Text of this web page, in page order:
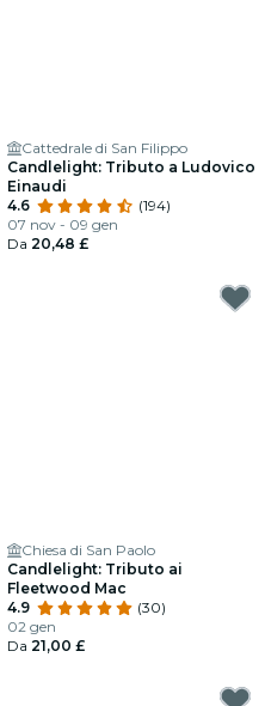
Cattedrale di San Filippo
Candlelight: Tributo a Ludovico
Einaudi
4.6
(194)
07 nov - 09 gen
Da 20,48 £
Chiesa di San Paolo
Candlelight: Tributo ai
Fleetwood Mac
4.9
(30)
02 gen
Da 21,00 £